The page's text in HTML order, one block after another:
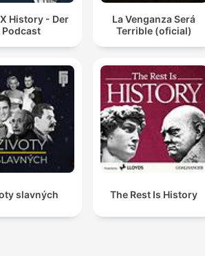
History - Der
Podcast
La Venganza Será
Terrible (oficial)
slavných The Rest Is History